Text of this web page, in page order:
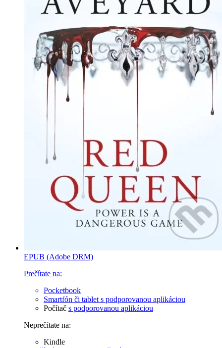
EPUB (Adobe DRM)
Prečítate na:
Pocketbook
Smartfón či tablet s podporovanou aplikáciou
Počítač s podporovanou aplikáciou
Neprečítate na:
Kindle